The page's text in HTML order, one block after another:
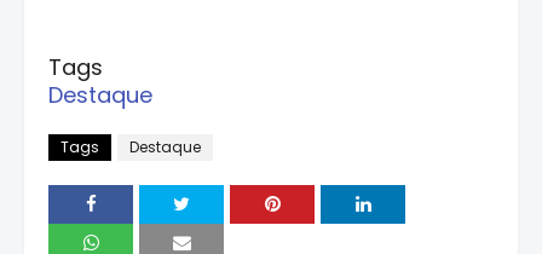
Tags
Destaque
Tags Destaque